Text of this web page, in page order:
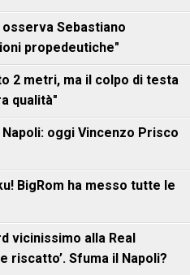
osserva Sebastiano
propedeutiche"
2 metri, ma il colpo di testa
qualità"
oggi Vincenzo Prisco
BigRom ha messo tutte le
vicinissimo alla Real
riscatto’. Sfuma il Napoli?